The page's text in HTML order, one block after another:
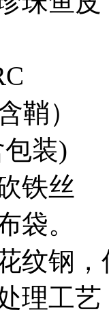
鞘）
装)
铁丝
袋。
纹钢
理工艺